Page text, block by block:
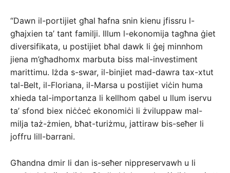
“Dawn il-portijiet għal ħafna snin kienu jfissru l-
għajxien ta’ tant familji. Illum l-ekonomija tagħna ġiet
diversifikata, u postijiet bħal dawk li ġej minnhom
jiena m’għadhomx marbuta biss mal-investiment
marittimu. Iżda s-swar, il-binjiet mad-dawra tax-xtut
tal-Belt, il-Floriana, il-Marsa u postijiet viċin huma
xhieda tal-importanza li kellhom qabel u llum iservu
ta’ sfond biex niċċeċ ekonomiċi li żviluppaw mal-
milja taż-żmien, bħat-turiżmu, jattiraw bis-seħer li
joffru lill-barrani.
Għandna dmir li dan is-seħer nippreservawh u li